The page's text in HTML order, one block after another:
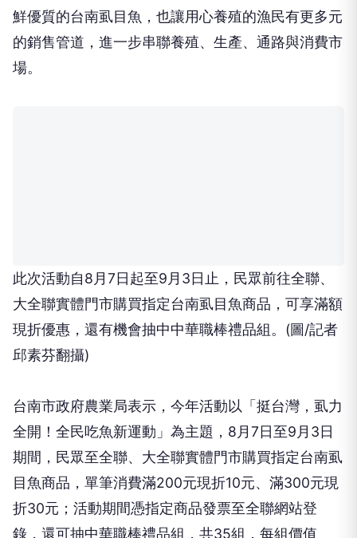
鮮優質的台南虱目魚，也讓用心養殖的漁民有更多元
的銷售管道，進一步串聯養殖、生產、通路與消費市
場。
此次活動自8月7日起至9月3日止，民眾前往全聯、
大全聯實體門市購買指定台南虱目魚商品，可享滿額
現折優惠，還有機會抽中中華職棒禮品組。(圖/記者
邱素芬翻攝)
台南市政府農業局表示，今年活動以「挺台灣，虱力
全開！全民吃魚新運動」為主題，8月7日至9月3日
期間，民眾至全聯、大全聯實體門市購買指定台南虱
目魚商品，單筆消費滿200元現折10元、滿300元現
折30元；活動期間憑指定商品發票至全聯網站登
錄，還可抽中華職棒禮品組，共35組，每組價值